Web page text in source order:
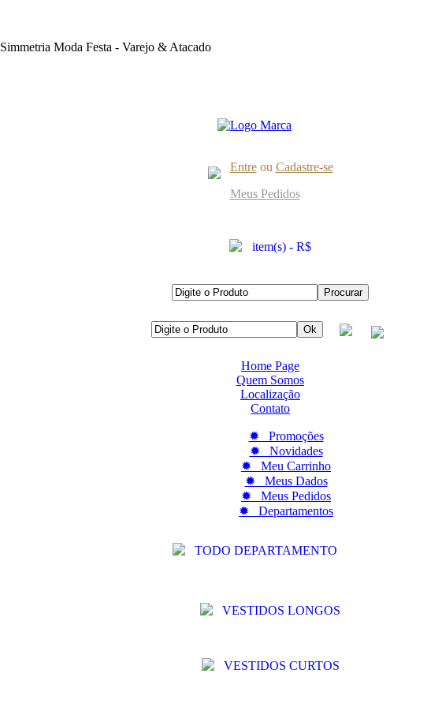
Simmetria Moda Festa - Varejo & Atacado
Entre ou Cadastre-se
Meus Pedidos
item(s) - R$
Home Page
Quem Somos
Localização
Contato
✹ Promoções
✹ Novidades
✹ Meu Carrinho
✹ Meus Dados
✹ Meus Pedidos
✹ Departamentos
TODO DEPARTAMENTO
VESTIDOS LONGOS
VESTIDOS CURTOS